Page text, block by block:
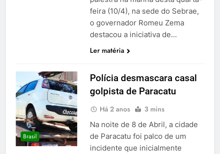
feira (10/4), na sede do Sebrae,
o governador Romeu Zema
destacou a iniciativa de…
Ler matéria
Brasil
Polícia desmascara casal
golpista de Paracatu
Há 2 anos 3 mins
Na noite de 8 de Abril, a cidade
de Paracatu foi palco de um
incidente que inicialmente